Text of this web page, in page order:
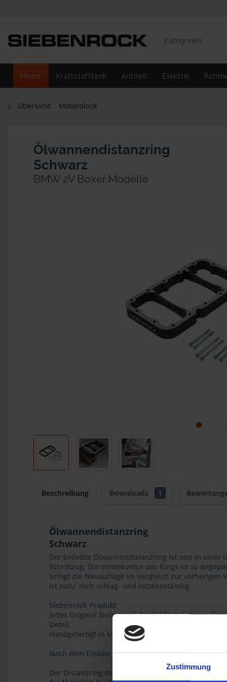
Zustimmung
Kategorien
Motor Kraftstofftank Antrieb Elektrik
Übersicht Motorblock
Ölwannendistanzring
Schwarz
BMW 2V Boxer Modelle
Beschreibung Downloads 1
Ölwannendistanzring
Schwarz
Der beliebte Ölwannendistanzring ist nun in einer
Schriftzug. Die Innenkontur des Rings ist so
bringt die Neuauflage im Vergleich zur vorherigen
ist natu¨rlich schlag- und hitzebeständig.
Siebenrock Produkt
Jedes Original Siebenrock Produkt trägt dieses
Detail.
Handgefertigt in kleinen Serien. Entwickelt und
Nach dem Einbau kann die Ölmenge um
Der Distanzring stellt die optimale Ergänzung zum